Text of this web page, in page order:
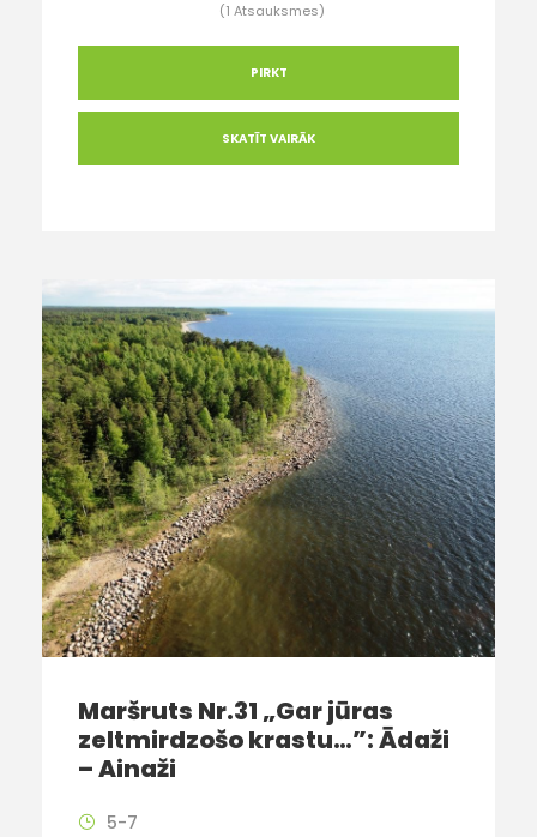
(1 Atsauksmes)
PIRKT
SKATĪT VAIRĀK
Maršruts Nr.31 „Gar jūras
zeltmirdzošo krastu…”: Ādaži
– Ainaži
5-7